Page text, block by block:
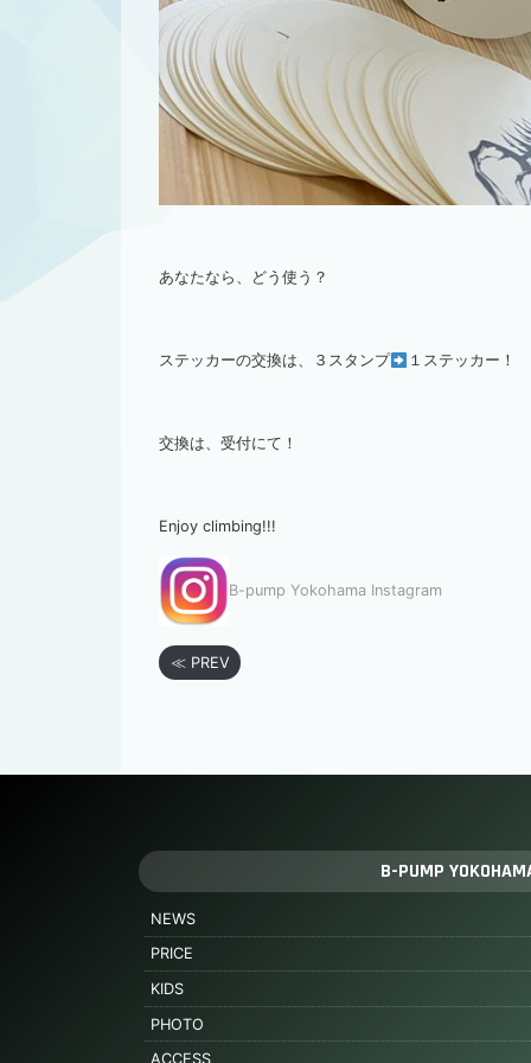
あなたなら、どう使う？
ステッカーの交換は、３スタンプ １ステッカー！
交換は、受付にて！
Enjoy climbing!!!
B-pump Yokohama Instagram
≪ PREV
B-PUMP
NEWS
PRICE
KIDS
PHOTO
ACCESS